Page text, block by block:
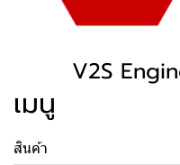
V2S
เมนู
สินค้า